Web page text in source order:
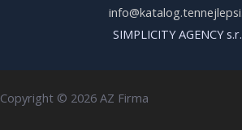
SIMPLICITY AGENCY
Copyright © 2026 AZ Firma